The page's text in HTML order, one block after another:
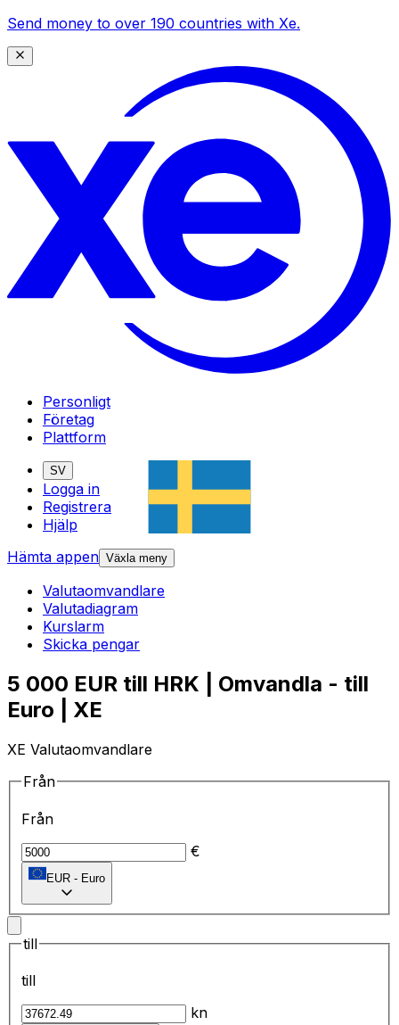
Send money to over 190 countries with Xe.
Personligt
Företag
Plattform
SV
Logga in
Registrera
Hjälp
Hämta appen Växla meny
Valutaomvandlare
Valutadiagram
Kurslarm
Skicka pengar
5 000 EUR till HRK | Omvandla - till
Euro | XE
XE Valutaomvandlare
Från
Från
€
EUR - Euro
till
till
kn